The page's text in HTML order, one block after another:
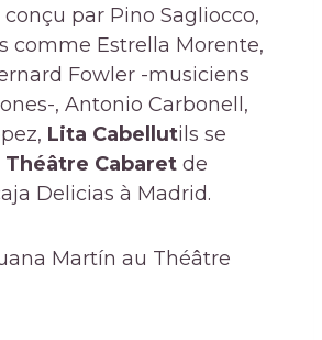
conçu par Pino Sagliocco,
comme Estrella Morente,
Fowler -musiciens
, Antonio Carbonell,
Lita Cabellutils se
Théâtre Cabaret de
Delicias à Madrid.
Martín au Théâtre